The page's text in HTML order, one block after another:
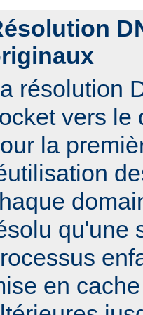
résolution
vers le
la
qu'une
en